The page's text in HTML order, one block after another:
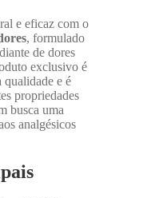
e eficaz com o
, formulado
de dores
exclusivo é
qualidade e é
propriedades
busca uma
analgésicos